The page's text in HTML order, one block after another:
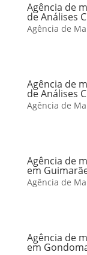
Agência de
de Análises
Agência de
Agência de
de Análises
Agência de
Agência de
em
Agência de
Agência de
em